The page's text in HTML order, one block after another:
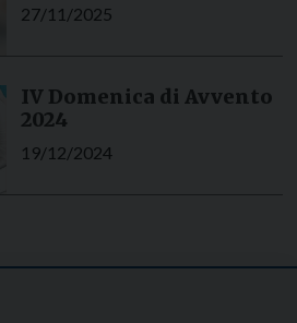
27/11/2025
IV Domenica di Avvento
2024
19/12/2024